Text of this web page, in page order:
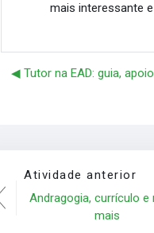
mais interessante
◀︎ Tutor na EAD: guia,
Atividade anterior
Andragogia, currículo e
mais